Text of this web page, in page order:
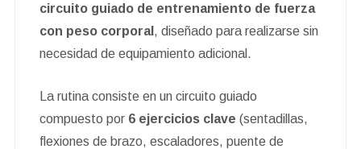
circuito guiado de entrenamiento de fuerza
con peso corporal , diseñado para realizarse sin
necesidad de equipamiento adicional.
La rutina consiste en un circuito guiado
compuesto por 6 ejercicios clave (sentadillas,
flexiones de brazo, escaladores, puente de